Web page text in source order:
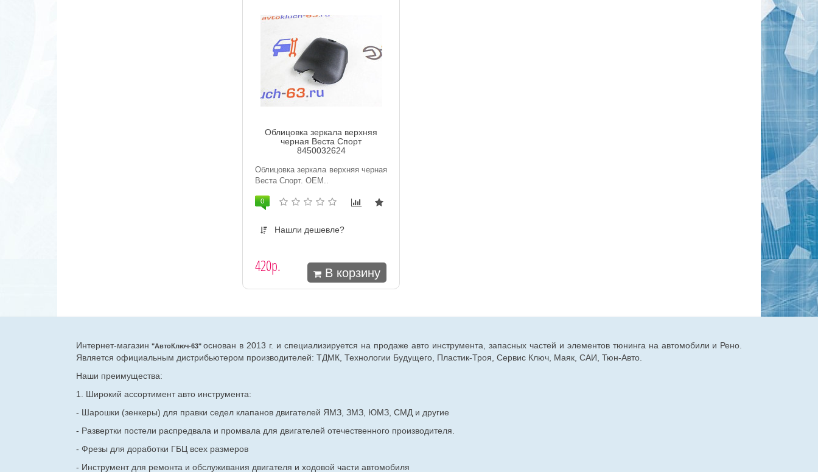
Облицовка зеркала верхняя
черная Веста Спорт
8450032624
Облицовка зеркала верхняя черная
Веста Спорт. ОЕМ..
0
Нашли дешевле?
420р. В корзину
Интернет-магазин "АвтоКлюч-63"основан в 2013 г. и специализируется на продаже авто инструмента, запасных частей и элементов тюнинга на автомобили и Рено.
Является официальным дистрибьютером производителей: ТДМК, Технологии Будущего, Пластик-Троя, Сервис Ключ, Маяк, САИ, Тюн-Авто.
Наши преимущества:
1. Широкий ассортимент авто инструмента:
- Шарошки (зенкеры) для правки седел клапанов двигателей ЯМЗ, ЗМЗ, ЮМЗ, СМД и другие
- Развертки постели распредвала и промвала для двигателей отечественного производителя.
- Фрезы для доработки ГБЦ всех размеров
- Инструмент для ремонта и обслуживания двигателя и ходовой части автомобиля